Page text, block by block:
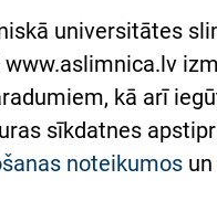
Austrumu
atbalsts
Підтримка
та
universitātes
kā arī
sīkdatnes
noteikumos un